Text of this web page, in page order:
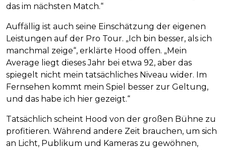
das im nächsten Match.“
Auffällig ist auch seine Einschätzung der eigenen
Leistungen auf der Pro Tour. „Ich bin besser, als ich
manchmal zeige“, erklärte Hood offen. „Mein
Average liegt dieses Jahr bei etwa 92, aber das
spiegelt nicht mein tatsächliches Niveau wider. Im
Fernsehen kommt mein Spiel besser zur Geltung,
und das habe ich hier gezeigt.“
Tatsächlich scheint Hood von der großen Bühne zu
profitieren. Während andere Zeit brauchen, um sich
an Licht, Publikum und Kameras zu gewöhnen,